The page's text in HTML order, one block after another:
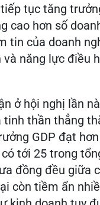
tục tăng
cao hơn số
tin của doanh
năng lực điều
ở hội nghị lần
thần thẳng
GDP đạt
tới 25 trong
đồng đều giữa
còn tiềm ẩn